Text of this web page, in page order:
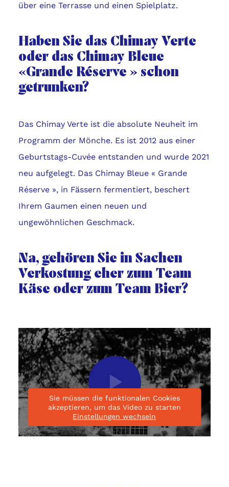
über eine Terrasse und einen Spielplatz.
Haben Sie das Chimay Verte
oder das Chimay Bleue
«Grande Réserve » schon
getrunken?
Das Chimay Verte ist die absolute Neuheit im
Programm der Mönche. Es ist 2012 aus einer
Geburtstags-Cuvée entstanden und wurde 2021
neu aufgelegt. Das Chimay Bleue « Grande
Réserve », in Fässern fermentiert, beschert
Ihrem Gaumen einen neuen und
ungewöhnlichen Geschmack.
Na, gehören Sie in Sachen
Verkostung eher zum Team
Käse oder zum Team Bier?
Das
Video
starten
Sie müssen die funktionalen Cookies
akzeptieren, um das Video zu starten
Einstellungen wechseln